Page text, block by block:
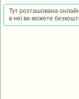
Тут розташована
в неї ви можете